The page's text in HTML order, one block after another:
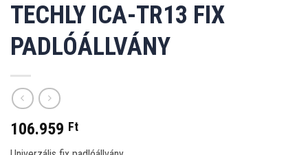
TECHLY ICA-TR13 FIX
PADLÓÁLLVÁNY
106.959 Ft